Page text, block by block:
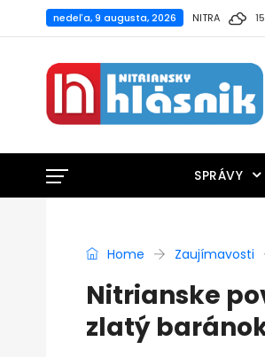
nedeľa, 9 augusta, 2026 NITRA 15
SPRÁVY
Home Zaujímavosti
Nitrianske
zlatý